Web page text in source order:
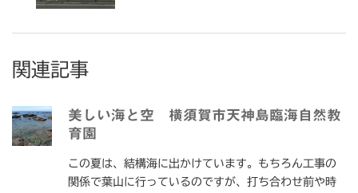
関連記事
美しい海と空 横須賀市天神島臨海自然教
育園
この夏は、結構海に出かけています。もちろん工事の
関係で葉山に行っているのですが、打ち合わせ前や時